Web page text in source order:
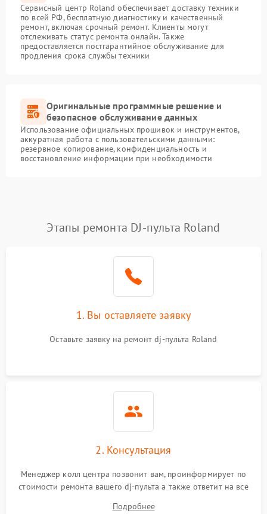
Сервисный центр Roland обеспечивает доставку техники
по всей РФ, бесплатную диагностику и качественный
ремонт, включая срочный ремонт. Клиенты могут
отслеживать статус ремонта онлайн. Также
предоставляется постгарантийное обслуживание для
продления срока службы техники
Оригинальные программные решение и
безопасное обслуживание данных
Использование официальных прошивок и инструментов,
аккуратная работа с пользовательскими данными:
резервное копирование, конфиденциальность и
восстановление информации при необходимости
Этапы ремонта DJ-пульта Roland
1. Вы оставляете заявку
Оставьте заявку на ремонт dj-пульта Roland
2. Консультация
Менеджер колл центра позвонит вам, проинформирует по
стоимости ремонта вашего dj-пульта а также ответит на все
Подробнее